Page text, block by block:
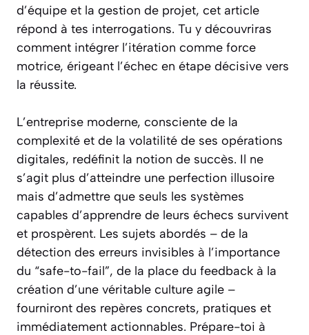
d’équipe et la gestion de projet, cet article
répond à tes interrogations. Tu y découvriras
comment intégrer l’itération comme force
motrice, érigeant l’échec en étape décisive vers
la réussite.
L’entreprise moderne, consciente de la
complexité et de la volatilité de ses opérations
digitales, redéfinit la notion de succès. Il ne
s’agit plus d’atteindre une perfection illusoire
mais d’admettre que seuls les systèmes
capables d’apprendre de leurs échecs survivent
et prospèrent. Les sujets abordés – de la
détection des erreurs invisibles à l’importance
du “safe-to-fail”, de la place du feedback à la
création d’une véritable culture agile –
fourniront des repères concrets, pratiques et
immédiatement actionnables. Prépare-toi à